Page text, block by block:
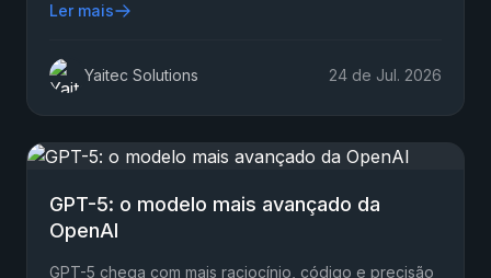
clínicas.
Ler mais
Yaitec Solutions 24 de Jul. 2026
GPT-5: o modelo mais avançado da
OpenAI
GPT-5 chega com mais raciocínio, código e precisão